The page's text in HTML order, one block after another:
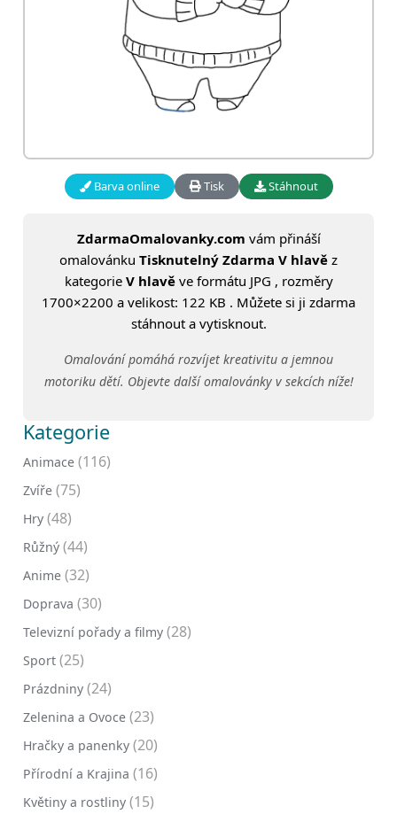
Barva online Tisk Stáhnout
ZdarmaOmalovanky.com vám přináší
omalovánku Tisknutelný Zdarma V hlavě z
kategorie V hlavěve formátu JPG , rozměry
1700×2200 a velikost: 122 KB . Můžete si ji zdarma
stáhnout a vytisknout.
Omalování pomáhá rozvíjet kreativitu a jemnou
motoriku dětí. Objevte další omalovánky v sekcích níže!
Kategorie
Animace (116)
Zvíře (75)
Hry (48)
Růžný (44)
Anime (32)
Doprava (30)
Televizní pořady a filmy (28)
Sport (25)
Prázdniny (24)
Zelenina a Ovoce (23)
Hračky a panenky (20)
Přírodní a Krajina (16)
Květiny a rostliny (15)